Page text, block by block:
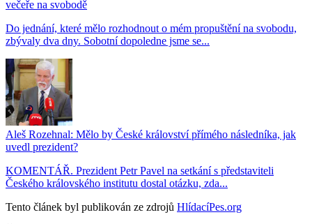
večeře na svobodě
Do jednání, které mělo rozhodnout o mém propuštění na svobodu,
zbývaly dva dny. Sobotní dopoledne jsme se...
Aleš Rozehnal: Mělo by České království přímého následníka, jak
uvedl prezident?
KOMENTÁŘ. Prezident Petr Pavel na setkání s představiteli
Českého královského institutu dostal otázku, zda...
Tento článek byl publikován ze zdrojů HlídacíPes.org